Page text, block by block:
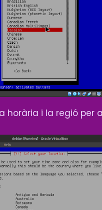
horària i la regió per